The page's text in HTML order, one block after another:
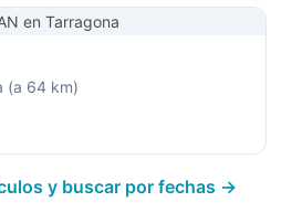
(a 64 km)
y buscar por fechas →